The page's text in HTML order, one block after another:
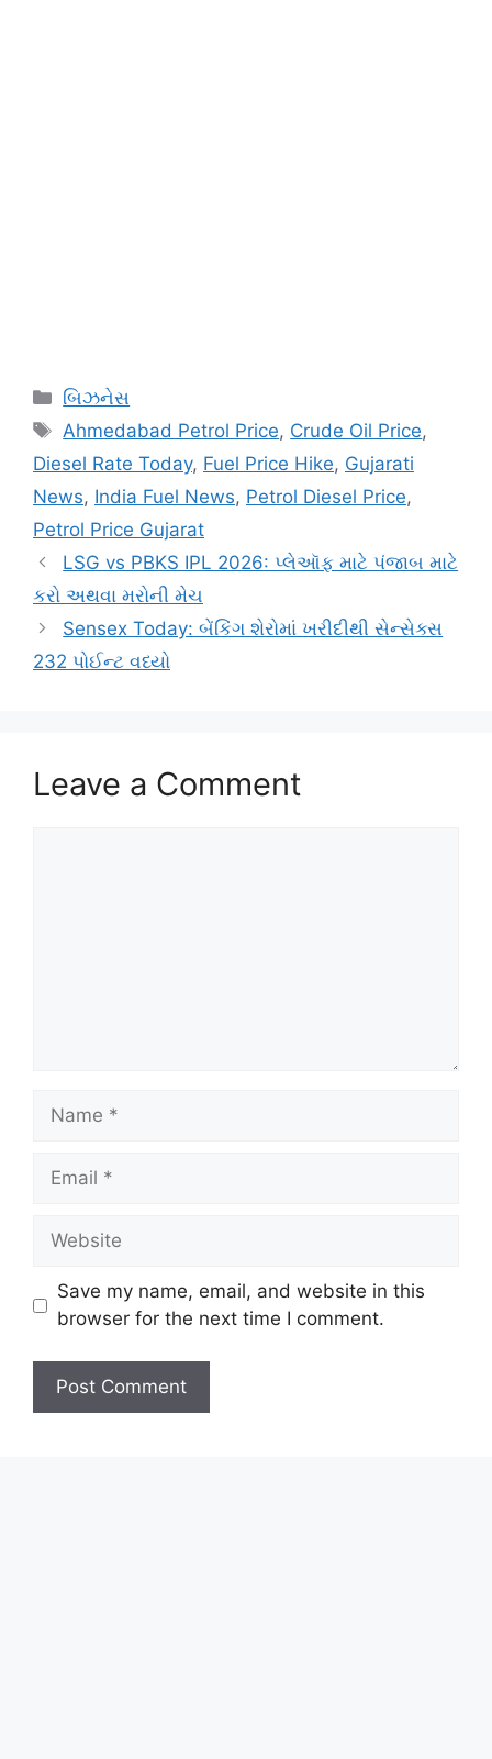
Categories
બિઝનેસ
Tags
Ahmedabad Petrol Price, Crude Oil Price,
Diesel Rate Today, Fuel Price Hike, Gujarati
News, India Fuel News, Petrol Diesel Price,
Petrol Price Gujarat
LSG vs PBKS IPL 2026: પ્લેઑફ માટે પંજાબ માટે
કરો અથવા મરોની મેચ
Sensex Today: બેંકિંગ શેરોમાં ખરીદીથી સેન્સેક્સ
232 પોઈન્ટ વધ્યો
Leave a Comment
Name
Email
Website
Save my name, email, and website in this
browser for the next time I comment.